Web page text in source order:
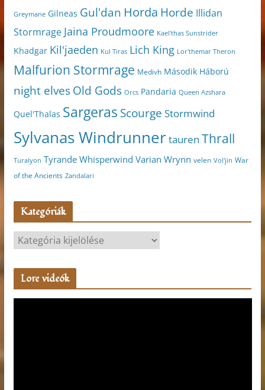
Greymane Gilneas Gul'dan Horda Horde Illidan
Stormrage Jaina Proudmoore Kael'thas Sunstrider
Khadgar Kil'jaeden Kul Tiras Lich King Lor'themar Theron
Malfurion Stormrage Medivh Második Háború
night elves Old Gods Orcs Pandaria Queen Azshara
Quel'Thalas Sargeras Scourge Stormwind
Sylvanas Windrunnertauren Thrall
Turalyon Tyrande Whisperwind Varian Wrynn velen Vol'jin War
of the Ancients Zandalari
Kategóriák
t
g
Lore videók